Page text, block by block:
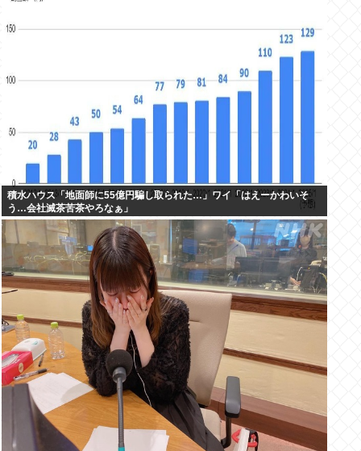
積水ハウス「地面師に55億円騙し取られた…」ワイ「はえーかわいそ
う…会社滅茶苦茶やろなぁ」